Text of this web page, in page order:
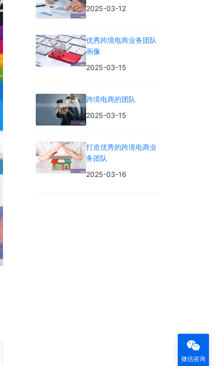
2025-03-12
优秀跨境电商业务团队
画像
2025-03-15
跨境电商的团队
2025-03-15
打造优秀的跨境电商业
务团队
2025-03-16
微信咨询